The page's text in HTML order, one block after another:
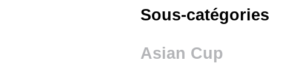
Sous-catégories
Asian Cup